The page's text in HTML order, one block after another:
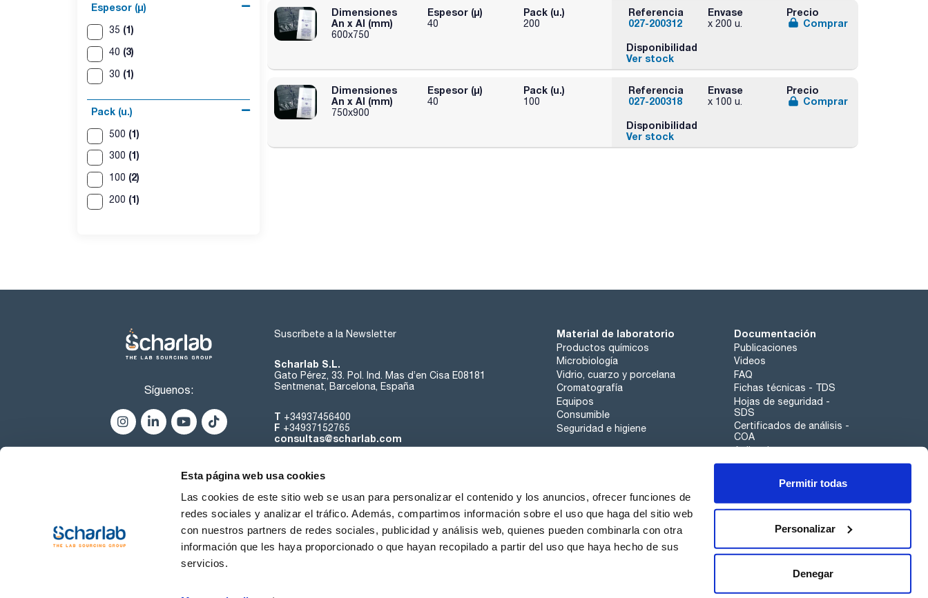
Esta página web usa cookies
Las cookies de este sitio web se usan para personalizar el contenido y los anuncios, ofrecer funciones de
redes sociales y analizar el tráfico. Además, compartimos información sobre el uso que haga del sitio web
con nuestros partners de redes sociales, publicidad y análisis web, quienes pueden combinarla con otra
información que les haya proporcionado o que hayan recopilado a partir del uso que haya hecho de sus
servicios.
Permitir todas
Personalizar
Denegar
Espesor (µ)
35 (1)
40 (3)
30 (1)
Pack (u.)
500 (1)
300 (1)
100 (2)
200 (1)
Dimensiones
An x Al (mm)
600x750
Espesor (µ)
40
Pack (u.)
200
Referencia
027-200312
Envase
x 200 u.
Precio
Comprar
Disponibilidad
Ver stock
Dimensiones
An x Al (mm)
750x900
Espesor (µ)
40
Pack (u.)
100
Referencia
027-200318
Envase
x 100 u.
Precio
Comprar
Disponibilidad
Ver stock
Síguenos:
Suscríbete a la Newsletter
Scharlab S.L.
Gato Pérez, 33. Pol. Ind. Mas d’en Cisa E08181
Sentmenat, Barcelona, España
T +34937456400
F +34937152765
consultas@scharlab.com
Material de laboratorio
Productos químicos
Microbiología
Vidrio, cuarzo y porcelana
Cromatografía
Equipos
Consumible
Seguridad e higiene
Documentación
Publicaciones
Videos
FAQ
Fichas técnicas - TDS
Hojas de seguridad -
SDS
Certificados de análisis -
COA
Aplicaciones
Tabla Periódica
Canal de denuncias
Sobre nosotros Contacta Noticias Trabaja con nosotros
Condiciones de uso